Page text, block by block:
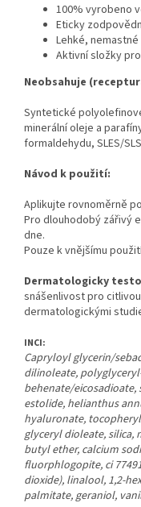
100% vyrobeno
Eticky
Lehké,
Aktivní složky
Neobsahuje
Syntetické
minerální oleje a
formaldehydu, SLES/
Návod k použití:
Aplikujte rovnoměrně
Pro dlouhodobý zářivý
dne.
Pouze k vnějšímu
Dermatologicky
snášenlivost pro
dermatologickými
INCI:
Capryloyl glycerin/
dilinoleate,
behenate/
estolide, helianthus
hyaluronate,
glyceryl dioleate,
butyl ether, calcium
fluorphlogopite, ci
dioxide), linalool, 1,2-
palmitate, geraniol,